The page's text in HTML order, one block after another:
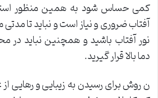
کمی حساس شود به همین منظور
آفتاب ضروری و نیاز است و نباید تا
نور آفتاب باشید و همچنین نباید در
دما بالا قرار گیرید.
ن روش برای رسیدن به زیبایی و رهایی